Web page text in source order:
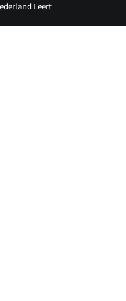
Leert